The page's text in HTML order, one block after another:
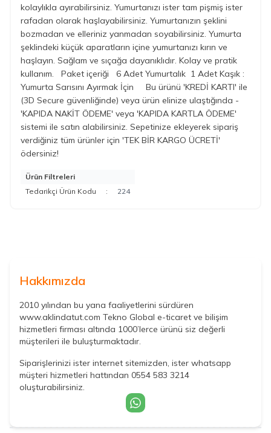
kolaylıkla ayırabilirsiniz. Yumurtanızı ister tam pişmiş ister
rafadan olarak haşlayabilirsiniz. Yumurtanızın şeklini
bozmadan ve elleriniz yanmadan soyabilirsiniz. Yumurta
şeklindeki küçük aparatların içine yumurtanızı kırın ve
haşlayın. Sağlam ve sıçağa dayanıklıdır. Kolay ve pratik
kullanım. Paket içeriği 6 Adet Yumurtalık 1 Adet Kaşık :
Yumurta Sarısını Ayırmak İçin Bu ürünü 'KREDİ KARTI' ile
(3D Secure güvenliğinde) veya ürün elinize ulaştığında -
'KAPIDA NAKİT ÖDEME' veya 'KAPIDA KARTLA ÖDEME'
sistemi ile satın alabilirsiniz. Sepetinize ekleyerek sipariş
verdiğiniz tüm ürünler için 'TEK BİR KARGO ÜCRETİ'
ödersiniz!
Ürün Filtreleri
Tedarikçi Ürün Kodu
: 224
Hakkımızda
2010 yılından bu yana faaliyetlerini sürdüren
www.aklindatut.com Tekno Global e-ticaret ve bilişim
hizmetleri firması altında 1000’lerce ürünü siz değerli
müşterileri ile buluşturmaktadır.
Siparişlerinizi ister internet sitemizden, ister whatsapp
müşteri hizmetleri hattından 0554 583 3214
oluşturabilirsiniz.